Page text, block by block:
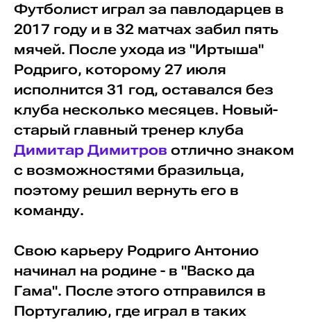
Футболист играл за павлодарцев в
2017 году и в 32 матчах забил пять
мячей. После ухода из "Иртыша"
Родриго, которому 27 июля
исполнится 31 год, оставался без
клуба несколько месяцев. Новый-
старый главный тренер клуба
Димитар Димитров отлично знаком
с возможностями бразильца,
поэтому решил вернуть его в
команду.
Свою карьеру Родриго Антонио
начинал на родине - в "Васко да
Гама". После этого отправился в
Португалию, где играл в таких